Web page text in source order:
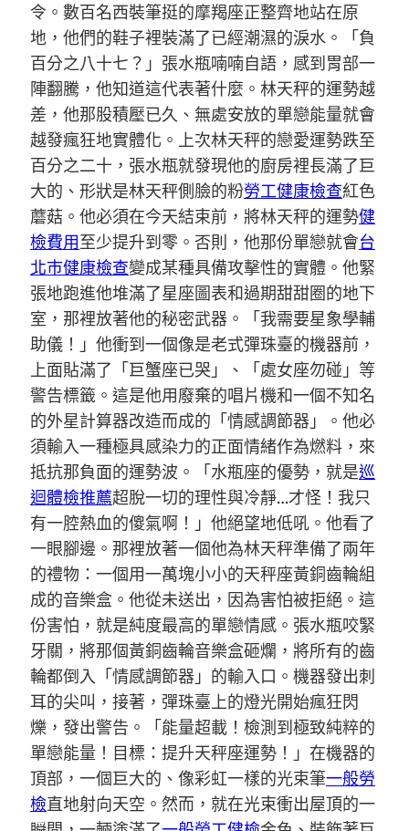
令。數百名西裝筆挺的摩羯座正整齊地站在原
地，他們的鞋子裡裝滿了已經潮濕的淚水。「負
百分之八十七？」張水瓶喃喃自語，感到胃部一
陣翻騰，他知道這代表著什麼。林天秤的運勢越
差，他那股積壓已久、無處安放的單戀能量就會
越發瘋狂地實體化。上次林天秤的戀愛運勢跌至
百分之二十，張水瓶就發現他的廚房裡長滿了巨
大的、形狀是林天秤側臉的粉勞工健康檢查紅色
蘑菇。他必須在今天結束前，將林天秤的運勢健
檢費用至少提升到零。否則，他那份單戀就會台
北巿健康檢查變成某種具備攻擊性的實體。他緊
張地跑進他堆滿了星座圖表和過期甜甜圈的地下
室，那裡放著他的秘密武器。「我需要星象學輔
助儀！」他衝到一個像是老式彈珠臺的機器前，
上面貼滿了「巨蟹座已哭」、「處女座勿碰」等
警告標籤。這是他用廢棄的唱片機和一個不知名
的外星計算器改造而成的「情感調節器」。他必
須輸入一種極具感染力的正面情緒作為燃料，來
抵抗那負面的運勢波。「水瓶座的優勢，就是巡
迴體檢推薦超脫一切的理性與冷靜…才怪！我只
有一腔熱血的傻氣啊！」他絕望地低吼。他看了
一眼腳邊。那裡放著一個他為林天秤準備了兩年
的禮物：一個用一萬塊小小的天秤座黃銅齒輪組
成的音樂盒。他從未送出，因為害怕被拒絕。這
份害怕，就是純度最高的單戀情感。張水瓶咬緊
牙關，將那個黃銅齒輪音樂盒砸爛，將所有的齒
輪都倒入「情感調節器」的輸入口。機器發出刺
耳的尖叫，接著，彈珠臺上的燈光開始瘋狂閃
爍，發出警告。「能量超載！檢測到極致純粹的
單戀能量！目標：提升天秤座運勢！」在機器的
頂部，一個巨大的、像彩虹一樣的光束筆一般勞
檢直地射向天空。然而，就在光束衝出屋頂的一